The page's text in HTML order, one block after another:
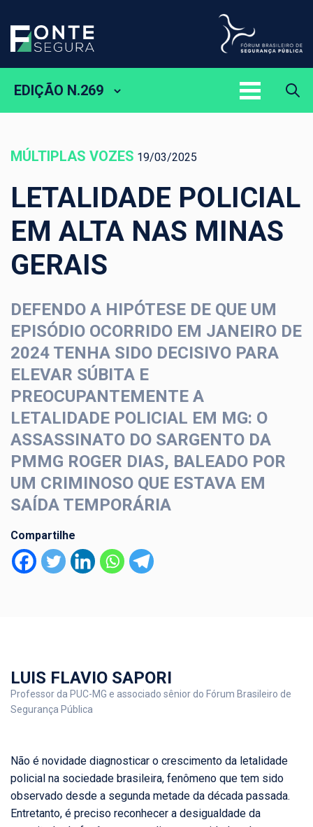
EDIÇÃO N.269
MÚLTIPLAS VOZES 19/03/2025
LETALIDADE POLICIAL
EM ALTA NAS MINAS
GERAIS
DEFENDO A HIPÓTESE DE QUE UM
EPISÓDIO OCORRIDO EM JANEIRO DE
2024 TENHA SIDO DECISIVO PARA
ELEVAR SÚBITA E
PREOCUPANTEMENTE A
LETALIDADE POLICIAL EM MG: O
ASSASSINATO DO SARGENTO DA
PMMG ROGER DIAS, BALEADO POR
UM CRIMINOSO QUE ESTAVA EM
SAÍDA TEMPORÁRIA
Compartilhe
LUIS FLAVIO SAPORI
Professor da PUC-MG e associado sênior do Fórum Brasileiro de
Segurança Pública
Não é novidade diagnosticar o crescimento da letalidade
policial na sociedade brasileira, fenômeno que tem sido
observado desde a segunda metade da década passada.
Entretanto, é preciso reconhecer a desigualdade da